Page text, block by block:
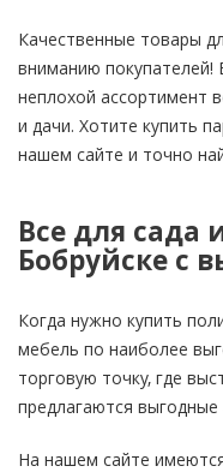
Качественные товары
вниманию покупателей!
неплохой ассортимент
и дачи. Хотите купить
нашем сайте и точно
Все для сада
Бобруйске с
Когда нужно купить
мебель по наиболее
торговую точку, где
предлагаются выгодные
На нашем сайте